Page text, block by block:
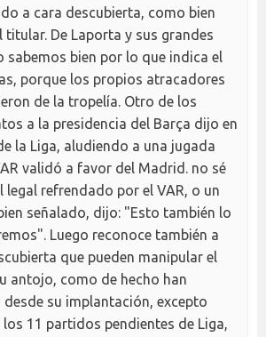
a cara descubierta, como bien
titular. De Laporta y sus grandes
sabemos bien por lo que indica el
porque los propios atracadores
de la tropelía. Otro de los
a la presidencia del Barça dijo en
la Liga, aludiendo a una jugada
validó a favor del Madrid. no sé
legal refrendado por el VAR, o un
señalado, dijo: "Esto también lo
Luego reconoce también a
que pueden manipular el
antojo, como de hecho han
su implantación, excepto
11 partidos pendientes de Liga,